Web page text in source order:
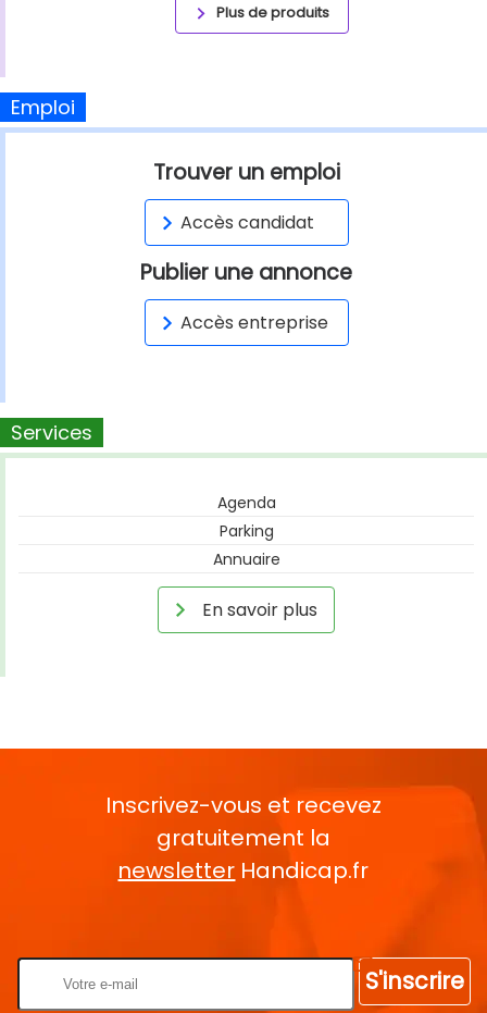
Plus de produits
Emploi
Trouver un emploi
Accès candidat
Publier une annonce
Accès entreprise
Services
Agenda
Parking
Annuaire
En savoir plus
Inscrivez-vous et recevez
gratuitement la
newsletter Handicap.fr
S'inscrire